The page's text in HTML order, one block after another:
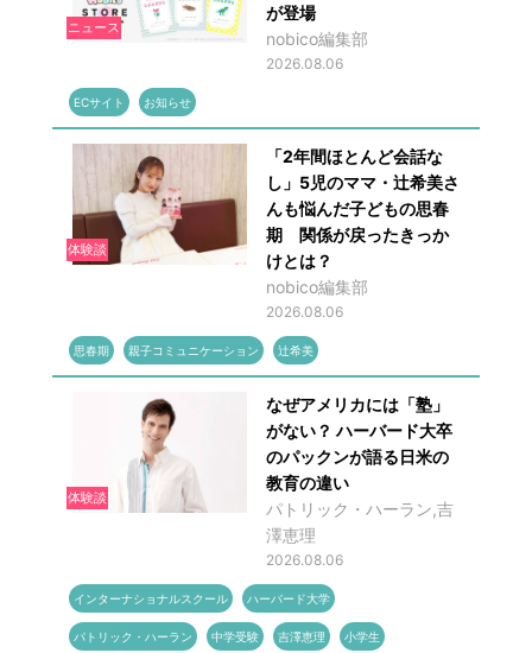
ニュース
が登場
nobico編集部
2026.08.06
ECサイト お知らせ
体験談
「2年間ほとんど会話な
し」5児のママ・辻希美さ
んも悩んだ子どもの思春
期 関係が戻ったきっか
けとは？
nobico編集部
2026.08.06
思春期 親子コミュニケーション 辻希美
体験談
なぜアメリカには「塾」
がない？ ハーバード大卒
のパックンが語る日米の
教育の違い
パトリック・ハーラン,吉
澤恵理
2026.08.06
インターナショナルスクール ハーバード大学
パトリック・ハーラン 中学受験 吉澤恵理 小学生